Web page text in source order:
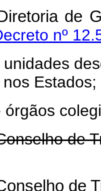
de
nº
unidades
Estados;
órgãos
de
de